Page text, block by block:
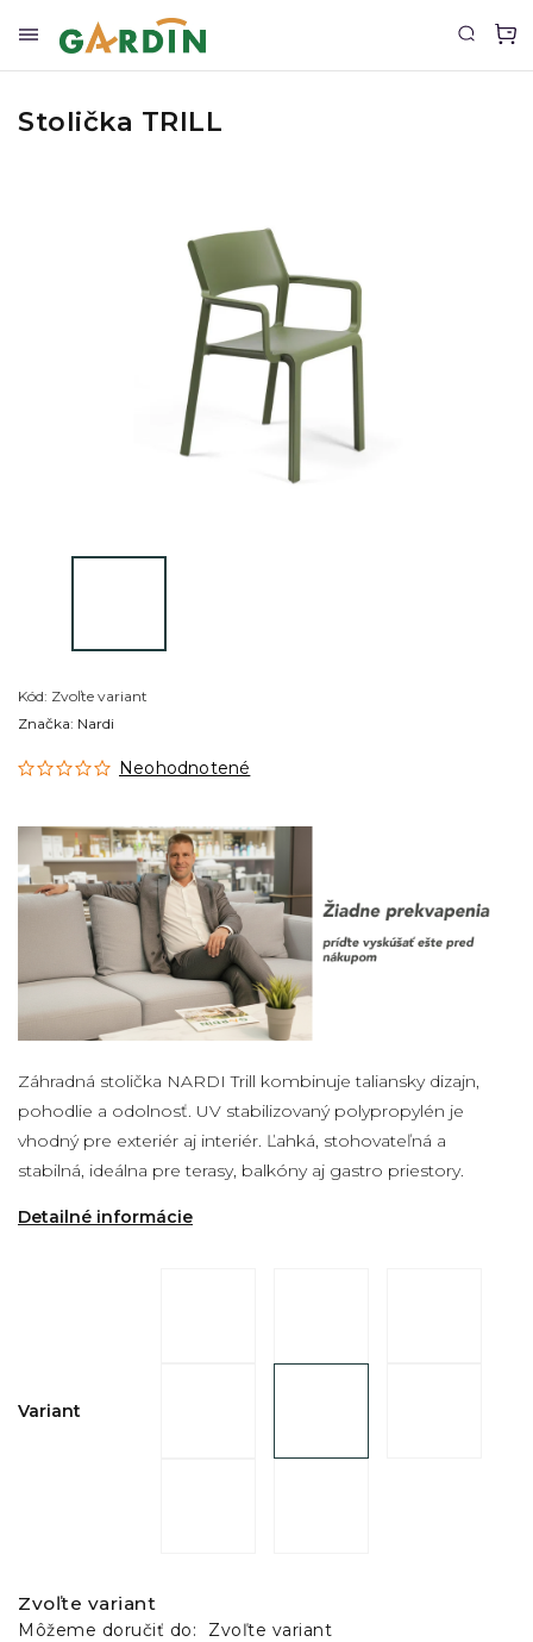
Stolička TRILL
Kód: Zvoľte variant
Neohodnotené
Záhradná stolička NARDI Trill kombinuje taliansky dizajn,
pohodlie a odolnosť. UV stabilizovaný polypropylén je
vhodný pre exteriér aj interiér. Ľahká, stohovateľná a
stabilná, ideálna pre terasy, balkóny aj gastro priestory.
Detailné informácie
Značka: Nardi
Variant
Zvoľte variant
Môžeme doručiť do:
Zvoľte variant